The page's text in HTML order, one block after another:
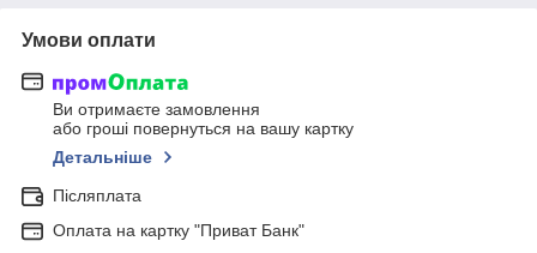
Умови оплати
Ви отримаєте замовлення
або гроші повернуться на вашу картку
Детальніше
Післяплата
Оплата на картку "Приват Банк"